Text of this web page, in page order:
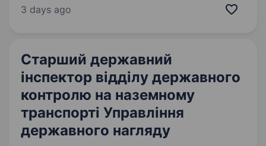
трансформації та інформаційних технологій
3 days ago
Старший державний
інспектор відділу державного
контролю на наземному
транспорті Управління
державного нагляду